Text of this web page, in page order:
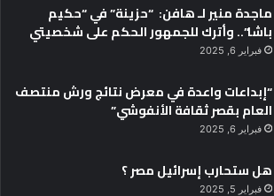
ماجدة منير لـ هافن: “حزينة” في “حكيم
باشا”.. وأترك للجمهور الحكم على شخصيتي
فبراير 6, 2025
“إبداعات واعدة في معرض نتائج ورش منتصف
العام بقصر ثقافة الأنفوشي”
فبراير 6, 2025
هل ستحارب إسرائيل مصر ؟
فبراير 5, 2025